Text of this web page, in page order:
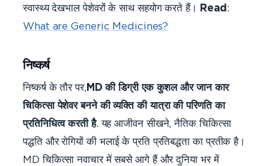
स्वास्थ्य देखभाल पेशेवरों के साथ सहयोग करते हैं। Read:
What are Generic Medicines?
निष्कर्ष
निष्कर्ष के तौर पर,MD की डिग्री एक कुशल और जान कार
चिकित्सा पेशेवर बनने की व्यक्ति की यात्रा की परिणति का
प्रतिनिधित्व करती है. यह आजीवन सीखने, नैतिक चिकित्सा
पद्धति और रोगियों की भलाई के प्रति प्रतिबद्धता का प्रतीक है।
MD चिकित्सा नवाचार में सबसे आगे हैं और दुनिया भर में